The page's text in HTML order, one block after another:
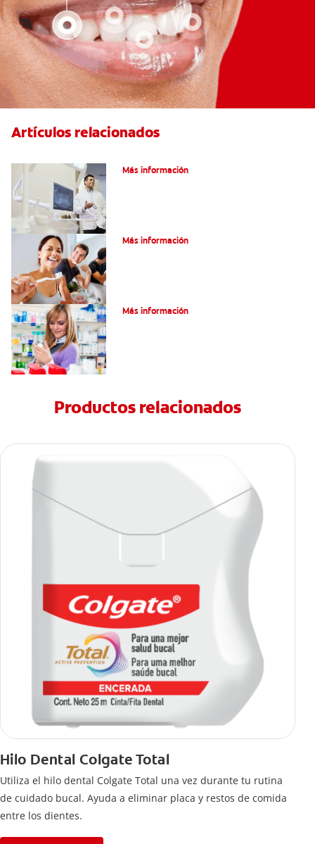
Artículos relacionados
Más información
Más información
Más información
Productos relacionados
Hilo Dental Colgate Total
Utiliza el hilo dental Colgate Total una vez durante tu rutina
de cuidado bucal. Ayuda a eliminar placa y restos de comida
entre los dientes.